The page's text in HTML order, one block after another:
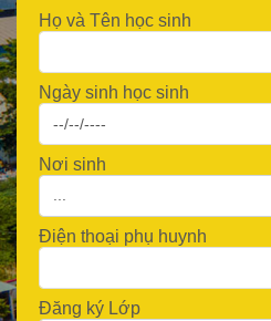
Họ và Tên học sinh
Ngày sinh học sinh
Nơi sinh
Điện thoại phụ huynh
Đăng ký Lớp